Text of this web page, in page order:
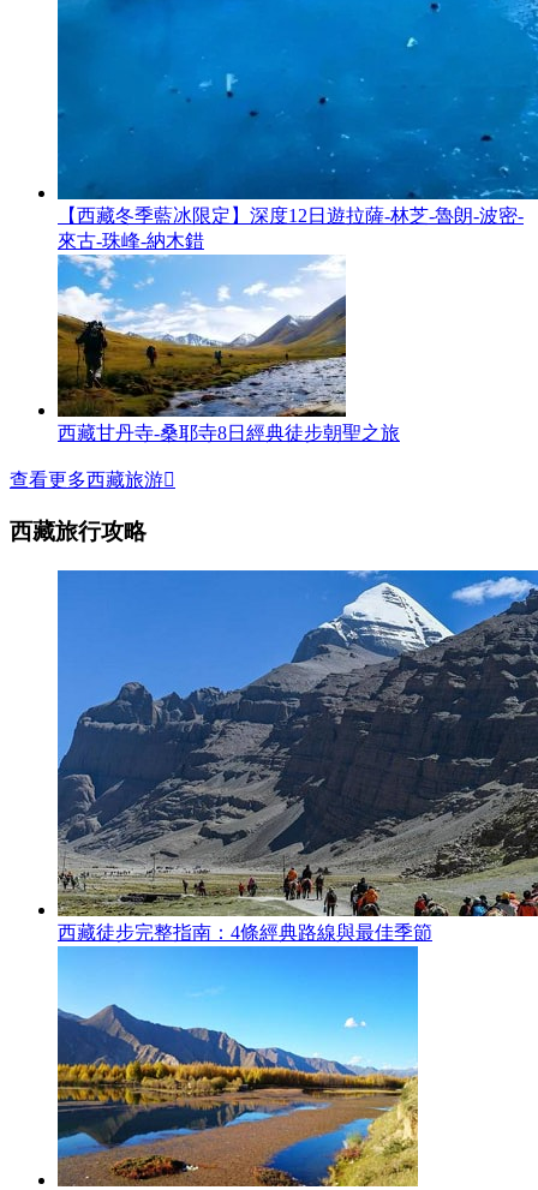
【西藏冬季藍冰限定】深度12日遊拉薩-林芝-魯朗-波密-
來古-珠峰-納木錯
西藏甘丹寺-桑耶寺8日經典徒步朝聖之旅
查看更多西藏旅游
西藏旅行攻略
西藏徒步完整指南：4條經典路線與最佳季節